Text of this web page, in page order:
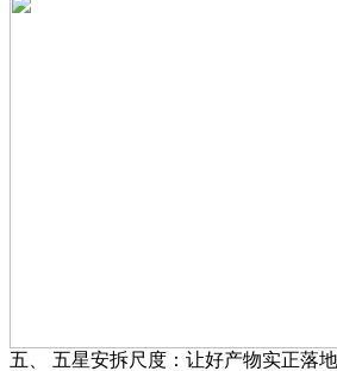
五、 五星安拆尺度：让好产物实正落